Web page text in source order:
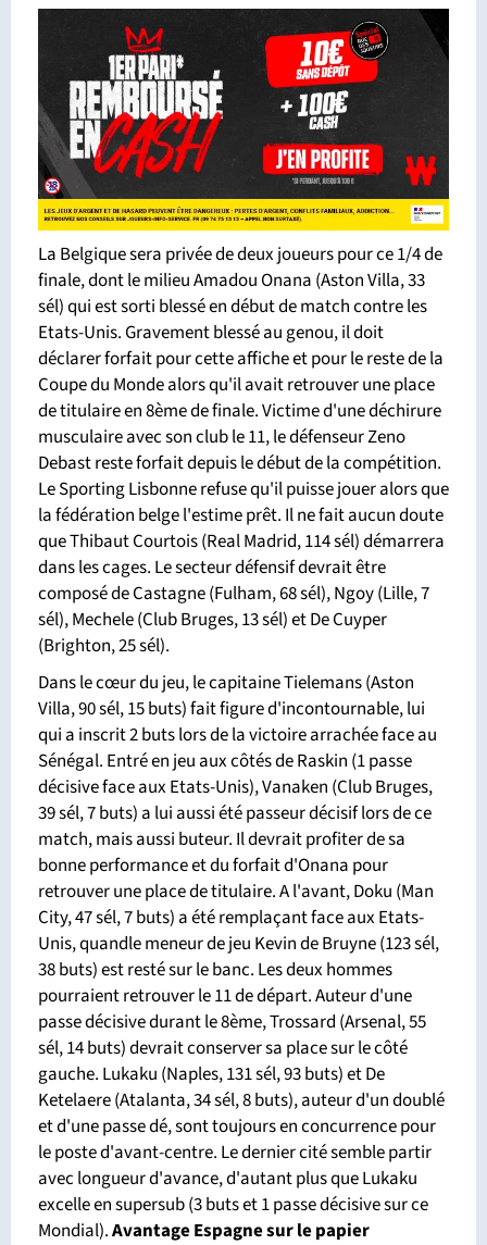
La Belgique sera privée de deux joueurs pour ce 1/4 de
finale, dont le milieu Amadou Onana (Aston Villa, 33
sél) qui est sorti blessé en début de match contre les
Etats-Unis. Gravement blessé au genou, il doit
déclarer forfait pour cette affiche et pour le reste de la
Coupe du Monde alors qu'il avait retrouver une place
de titulaire en 8ème de finale. Victime d'une déchirure
musculaire avec son club le 11, le défenseur Zeno
Debast reste forfait depuis le début de la compétition.
Le Sporting Lisbonne refuse qu'il puisse jouer alors que
la fédération belge l'estime prêt. Il ne fait aucun doute
que Thibaut Courtois (Real Madrid, 114 sél) démarrera
dans les cages. Le secteur défensif devrait être
composé de Castagne (Fulham, 68 sél), Ngoy (Lille, 7
sél), Mechele (Club Bruges, 13 sél) et De Cuyper
(Brighton, 25 sél).
Dans le cœur du jeu, le capitaine Tielemans (Aston
Villa, 90 sél, 15 buts) fait figure d'incontournable, lui
qui a inscrit 2 buts lors de la victoire arrachée face au
Sénégal. Entré en jeu aux côtés de Raskin (1 passe
décisive face aux Etats-Unis), Vanaken (Club Bruges,
39 sél, 7 buts) a lui aussi été passeur décisif lors de ce
match, mais aussi buteur. Il devrait profiter de sa
bonne performance et du forfait d'Onana pour
retrouver une place de titulaire. A l'avant, Doku (Man
City, 47 sél, 7 buts) a été remplaçant face aux Etats-
Unis, quandle meneur de jeu Kevin de Bruyne (123 sél,
38 buts) est resté sur le banc. Les deux hommes
pourraient retrouver le 11 de départ. Auteur d'une
passe décisive durant le 8ème, Trossard (Arsenal, 55
sél, 14 buts) devrait conserver sa place sur le côté
gauche. Lukaku (Naples, 131 sél, 93 buts) et De
Ketelaere (Atalanta, 34 sél, 8 buts), auteur d'un doublé
et d'une passe dé, sont toujours en concurrence pour
le poste d'avant-centre. Le dernier cité semble partir
avec longueur d'avance, d'autant plus que Lukaku
excelle en supersub (3 buts et 1 passe décisive sur ce
Mondial).Avantage Espagnesur le papier